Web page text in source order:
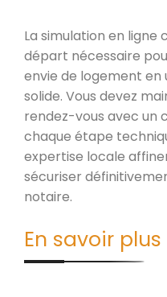
La simulation en ligne
départ nécessaire
envie de logement en
solide. Vous devez
rendez-vous avec un
chaque étape
expertise locale
sécuriser
notaire.
En savoir plus